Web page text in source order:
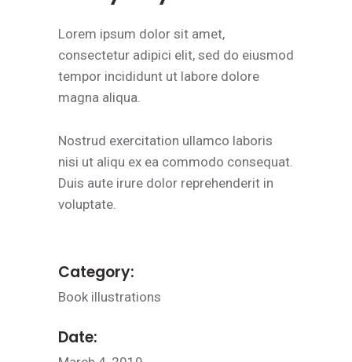
Lorem ipsum dolor sit amet,
consectetur adipici elit, sed do eiusmod
tempor incididunt ut labore dolore
magna aliqua.
Nostrud exercitation ullamco laboris
nisi ut aliqu ex ea commodo consequat.
Duis aute irure dolor reprehenderit in
voluptate.
Category:
Book illustrations
Date: